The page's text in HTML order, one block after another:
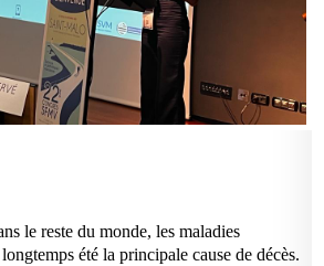
le reste du monde, les maladies
été la principale cause de décès.